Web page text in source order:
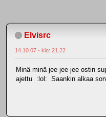
Elvisrc
14.10.07 - klo: 21.22
Minä minä jee jee jee ostin
ajettu :lol: Saankin alkaa